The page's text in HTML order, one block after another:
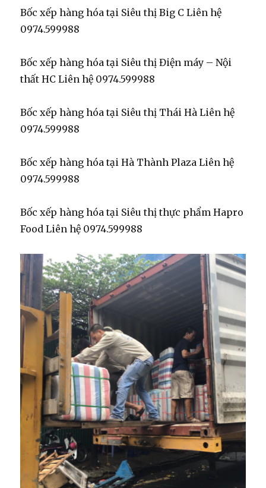
Bốc xếp hàng hóa tại Siêu thị Big C Liên hệ
0974.599988
Bốc xếp hàng hóa tại Siêu thị Điện máy – Nội
thất HC Liên hệ 0974.599988
Bốc xếp hàng hóa tại Siêu thị Thái Hà Liên hệ
0974.599988
Bốc xếp hàng hóa tại Hà Thành Plaza Liên hệ
0974.599988
Bốc xếp hàng hóa tại Siêu thị thực phẩm Hapro
Food Liên hệ 0974.599988